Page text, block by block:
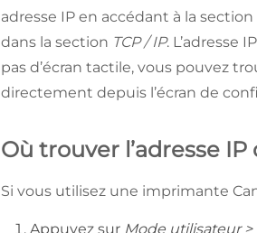
adresse IP en accédant à la section
dans la section TCP / IP. L’adresse
pas d’écran tactile, vous pouvez
directement depuis l’écran de
Où trouver l’adresse
Si vous utilisez une imprimante
Appuyez sur Mode utilisateur >